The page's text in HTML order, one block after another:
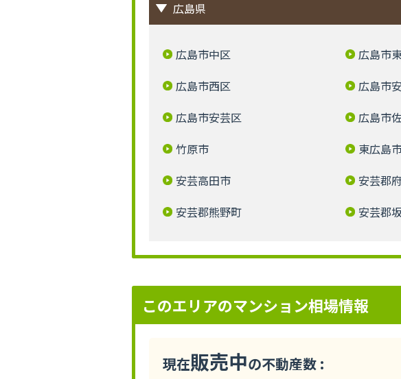
広島県
広島市中区 広島市
広島市西区
広島市
広島市安芸区
広島市
竹原市
東広島
安芸高田市
安芸郡
安芸郡熊野町
安芸郡
このエリアのマンション相場情報
現在販売中の不動産数 :